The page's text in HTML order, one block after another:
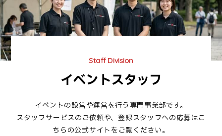
Staff Division
イベントスタッフ
イベントの設営や運営を行う専門事業部です。
スタッフサービスのご依頼や、登録スタッフへの応募はこ
ちらの公式サイトをご覧ください。